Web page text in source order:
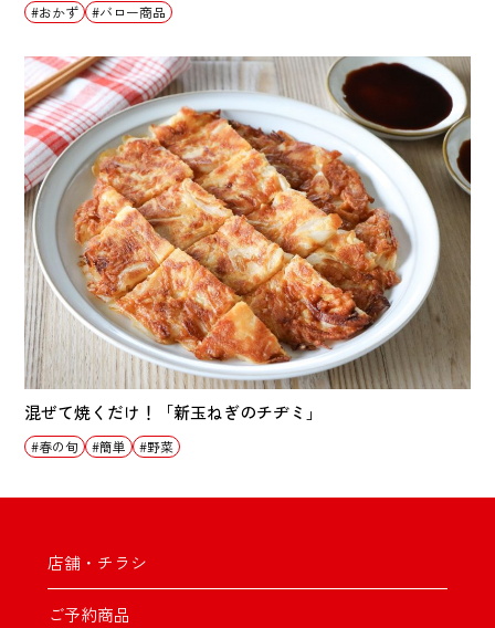
おかず バロー商品
混ぜて焼くだけ！「新玉ねぎのチヂミ」
春の旬 簡単 野菜
店舗・チラシ
ご予約商品